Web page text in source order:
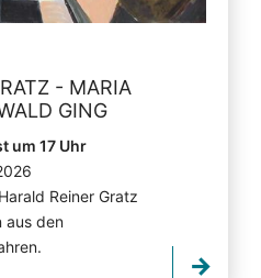
- MARIA
GING
um 17 Uhr
Reiner Gratz
aus den